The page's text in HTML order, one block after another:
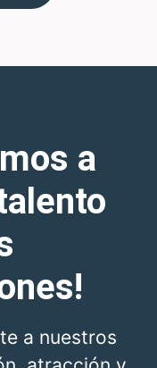
a
a nuestros